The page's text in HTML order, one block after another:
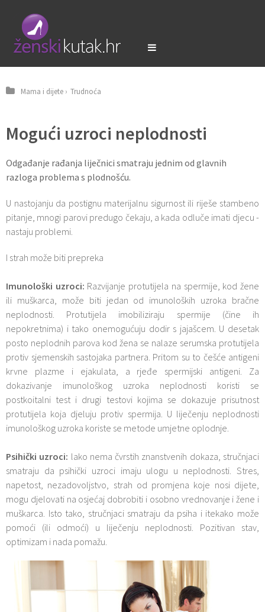
Mama i dijete › Trudnoća
Mogući uzroci neplodnosti
Odgađanje rađanja liječnici smatraju jednim od glavnih
razloga problema s plodnošću.
U nastojanju da postignu materijalnu sigurnost ili riješe stambeno
pitanje, mnogi parovi predugo čekaju, a kada odluče imati djecu -
nastaju problemi.
I strah može biti prepreka
Imunološki uzroci: Razvijanje protutijela na spermije, kod žene
ili muškarca, može biti jedan od imunoloških uzroka bračne
neplodnosti. Protutijela imobiliziraju spermije (čine ih
nepokretnima) i tako onemogućuju dodir s jajašcem. U desetak
posto neplodnih parova kod žena se nalaze serumska protutijela
protiv sjemenskih sastojaka partnera. Pritom su to češće antigeni
krvne plazme i ejakulata, a rjeđe spermijski antigeni. Za
dokazivanje imunološkog uzroka neplodnosti koristi se
postkoitalni test i drugi testovi kojima se dokazuje prisutnost
protutijela koja djeluju protiv spermija. U liječenju neplodnosti
imunološkog uzroka koriste se metode umjetne oplodnje.
Psihički uzroci: lako nema čvrstih znanstvenih dokaza, stručnjaci
smatraju da psihički uzroci imaju ulogu u neplodnosti. Stres,
napetost, nezadovoljstvo, strah od promjena koje nosi dijete,
mogu djelovati na osjećaj dobrobiti i osobno vrednovanje i žene i
muškarca. Isto tako, stručnjaci smatraju da psiha i itekako može
pomoći (ili odmoći) u liječenju neplodnosti. Pozitivan stav,
optimizam i nada pomažu.